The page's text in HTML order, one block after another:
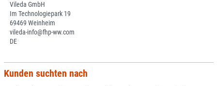
Vileda GmbH
Im Technologiepark 19
69469 Weinheim
vileda-info@fhp-ww.com
DE
Kunden suchten nach